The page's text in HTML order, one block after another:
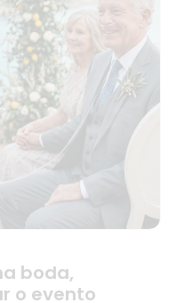
boda,
o evento